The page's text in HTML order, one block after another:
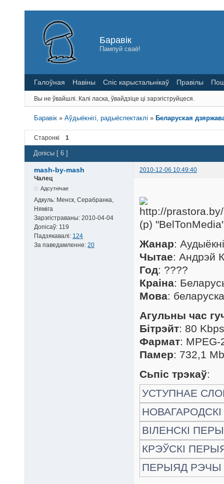
Баравік
Пампуй сваё!
Галоўная Навіны Спіс карыстальнікаў Правілы
Вы не ўвайшлі. Калі ласка, ўвайдзіце ці зарэгіструйцеся.
Баравік »Аўдыёкнігі, радыёспектаклі » Беларуская
Старонкі 1
Допісы [ 6 ]
mash-by-mash
2010-12-06 10:49:40
Чалец
Адсутнічае
Адкуль: Менск, Серабранка,
Няміга
Зарэгістраваны: 2010-04-04
Допісаў: 119
Падзякавалі: 124
За паведамленне: 20
(p)
Жанар:
Чытае: Андрэй
Год: ????
Краіна:
Мова:
Агульны час
Бітрэйт: 80 Kbps
Фармат:
Памер: 732,1 Mb
Сьпіс трэкаў:
УСТУПНАЕ
ВІЛЕНСКІ
КРЭЎСКІ
ПЕРЫЯД РЭЧЫ